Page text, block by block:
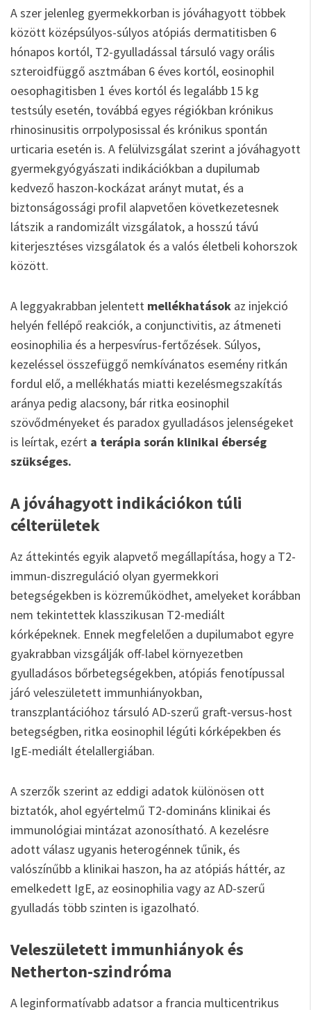
A szer jelenleg gyermekkorban is jóváhagyott többek
között középsúlyos-súlyos atópiás dermatitisben 6
hónapos kortól, T2-gyulladással társuló vagy orális
szteroidfüggő asztmában 6 éves kortól, eosinophil
oesophagitisben 1 éves kortól és legalább 15 kg
testsúly esetén, továbbá egyes régiókban krónikus
rhinosinusitis orrpolyposissal és krónikus spontán
urticaria esetén is. A felülvizsgálat szerint a jóváhagyott
gyermekgyógyászati indikációkban a dupilumab
kedvező haszon-kockázat arányt mutat, és a
biztonságossági profil alapvetően következetesnek
látszik a randomizált vizsgálatok, a hosszú távú
kiterjesztéses vizsgálatok és a valós életbeli kohorszok
között.
A leggyakrabban jelentett mellékhatások az injekció
helyén fellépő reakciók, a conjunctivitis, az átmeneti
eosinophilia és a herpesvírus-fertőzések. Súlyos,
kezeléssel összefüggő nemkívánatos esemény ritkán
fordul elő, a mellékhatás miatti kezelésmegszakítás
aránya pedig alacsony, bár ritka eosinophil
szövődményeket és paradox gyulladásos jelenségeket
is leírtak, ezért a terápia során klinikai éberség
szükséges.
A jóváhagyott indikációkon túli
célterületek
Az áttekintés egyik alapvető megállapítása, hogy a T2-
immun-diszreguláció olyan gyermekkori
betegségekben is közreműködhet, amelyeket korábban
nem tekintettek klasszikusan T2-mediált
kórképeknek. Ennek megfelelően a dupilumabot egyre
gyakrabban vizsgálják off-label környezetben
gyulladásos bőrbetegségekben, atópiás fenotípussal
járó veleszületett immunhiányokban,
transzplantációhoz társuló AD-szerű graft-versus-host
betegségben, ritka eosinophil légúti kórképekben és
IgE-mediált ételallergiában.
A szerzők szerint az eddigi adatok különösen ott
biztatók, ahol egyértelmű T2-domináns klinikai és
immunológiai mintázat azonosítható. A kezelésre
adott válasz ugyanis heterogénnek tűnik, és
valószínűbb a klinikai haszon, ha az atópiás háttér, az
emelkedett IgE, az eosinophilia vagy az AD-szerű
gyulladás több szinten is igazolható.
Veleszületett immunhiányok és
Netherton-szindróma
A leginformatívabb adatsor a francia multicentrikus